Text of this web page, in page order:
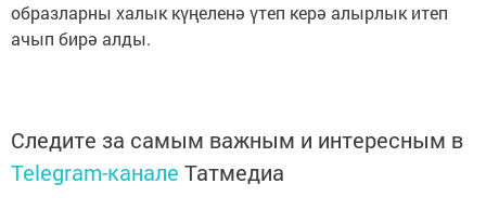
образларны халык күңеленә үтеп керә алырлык итеп
ачып бирә алды.
Следите за самым важным и интересным в
Telegram-канале Татмедиа